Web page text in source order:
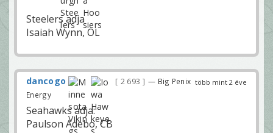
Steelers adja
Isaiah Wynn, OL
több mint 2 éve
dancogo 2 693
— Big Penix
Energy
Seahawks adja:
Paulson Adebo, CB